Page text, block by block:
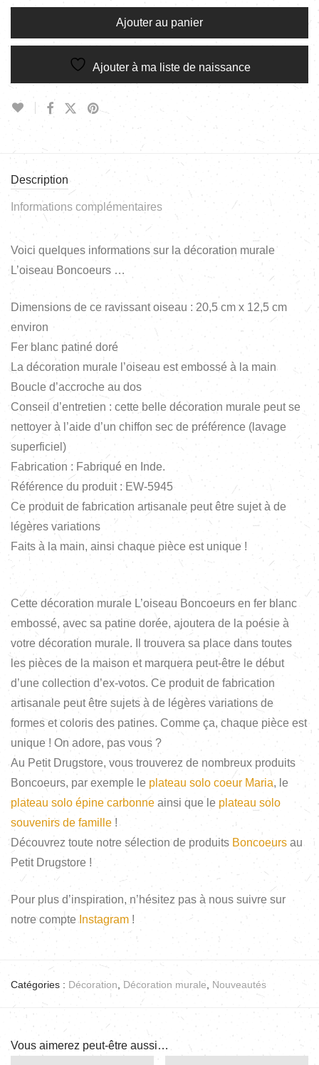
Ajouter au panier
Ajouter à ma liste de naissance
Description
Informations complémentaires
Voici quelques informations sur la décoration murale
L’oiseau Boncoeurs …
Dimensions de ce ravissant oiseau : 20,5 cm x 12,5 cm
environ
Fer blanc patiné doré
La décoration murale l’oiseau est embossé à la main
Boucle d’accroche au dos
Conseil d’entretien : cette belle décoration murale peut se
nettoyer à l’aide d’un chiffon sec de préférence (lavage
superficiel)
Fabrication : Fabriqué en Inde.
Référence du produit : EW-5945
Ce produit de fabrication artisanale peut être sujet à de
légères variations
Faits à la main, ainsi chaque pièce est unique !
Cette décoration murale L’oiseau Boncoeurs en fer blanc
embossé, avec sa patine dorée, ajoutera de la poésie à
votre décoration murale. Il trouvera sa place dans toutes
les pièces de la maison et marquera peut-être le début
d’une collection d’ex-votos. Ce produit de fabrication
artisanale peut être sujets à de légères variations de
formes et coloris des patines. Comme ça, chaque pièce est
unique ! On adore, pas vous ?
Au Petit Drugstore, vous trouverez de nombreux produits
Boncoeurs, par exemple le plateau solo coeur Maria, le
plateau solo épine carbonne ainsi que le plateau solo
souvenirs de famille !
Découvrez toute notre sélection de produits Boncoeurs au
Petit Drugstore !
Pour plus d’inspiration, n’hésitez pas à nous suivre sur
notre compte Instagram !
Catégories : Décoration Décoration murale Nouveautés
Vous aimerez peut-être aussi…